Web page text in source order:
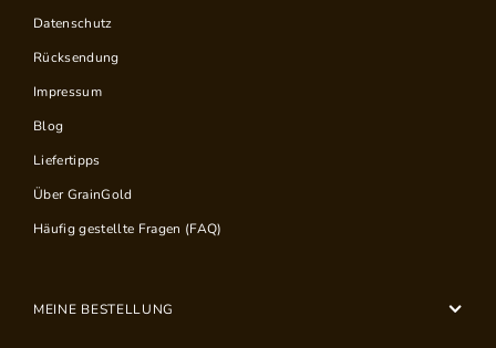
Datenschutz
Rücksendung
Impressum
Blog
Liefertipps
Über GrainGold
Häufig gestellte Fragen (FAQ)
MEINE BESTELLUNG